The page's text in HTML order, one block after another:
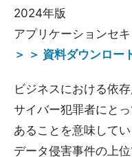
2024年版
アプリケーションセ
＞ ＞ 資料ダウンロー
ビジネスにおける依
サイバー犯罪者にと
あることを意味して
データ侵害事件の上